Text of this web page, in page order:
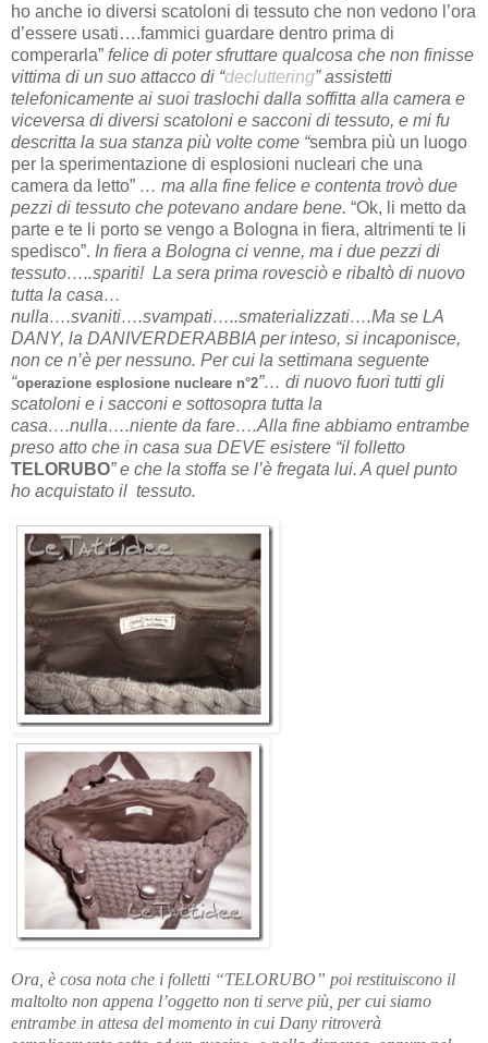
ho anche io diversi scatoloni di tessuto che non vedono l’ora
d’essere usati….fammici guardare dentro prima di
comperarla” felice di poter sfruttare qualcosa che non finisse
vittima di un suo attacco di “decluttering” assistetti
telefonicamente ai suoi traslochi dalla soffitta alla camera e
viceversa di diversi scatoloni e sacconi di tessuto, e mi fu
descritta la sua stanza più volte come “sembra più un luogo
per la sperimentazione di esplosioni nucleari che una
camera da letto” … ma alla fine felice e contenta trovò due
pezzi di tessuto che potevano andare bene. “Ok, li metto da
parte e te li porto se vengo a Bologna in fiera, altrimenti te li
spedisco”. In fiera a Bologna ci venne, ma i due pezzi di
tessuto…..spariti! La sera prima rovesciò e ribaltò di nuovo
tutta la casa…
nulla….svaniti….svampati…..smaterializzati….Ma se LA
DANY, la DANIVERDERABBIA per inteso, si incaponisce,
non ce n’è per nessuno. Per cui la settimana seguente
“operazione esplosione nucleare n°2”… di nuovo fuori tutti gli
scatoloni e i sacconi e sottosopra tutta la
casa….nulla….niente da fare….Alla fine abbiamo entrambe
preso atto che in casa sua DEVE esistere “il folletto
TELORUBO” e che la stoffa se l’è fregata lui. A quel punto
ho acquistato il tessuto.
Ora, è cosa nota che i folletti “TELORUBO” poi restituiscono il
maltolto non appena l’oggetto non ti serve più, per cui siamo
entrambe in attesa del momento in cui Dany ritroverà